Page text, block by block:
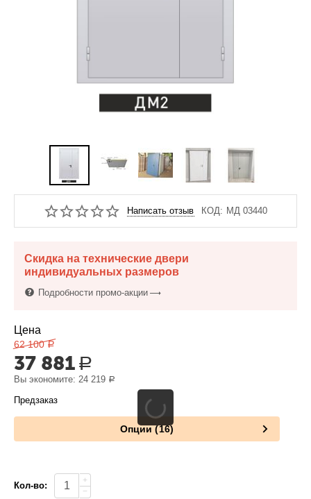
Написать отзыв КОД: МД 03440
Скидка на технические двери
индивидуальных размеров
Подробности промо-акции
Цена
62 100 Р
37 881 Р
Вы экономите:24 219 Р
Предзаказ
Опции (16)
Кол-во:
+
−